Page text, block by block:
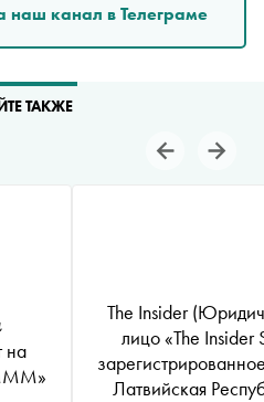
наш канал в Телеграме
ТАКЖЕ
на
The Insider
лицо «The Insider
Латвийская